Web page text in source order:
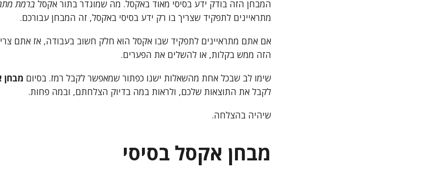
המבחן הזה בודק ידע בסיסי מאוד באקסל. מה שמוגדר בתור אקסל ברמת
מתראיינים לתפקיד שצריך בו רק ידע בסיסי באקסל, זה המבחן עבורכם.
אם אתם מתראיינים לתפקיד שבו אקסל הוא חלק חשוב בעבודה, אז אתם
הזה ממש בקלות, או להשלים את הפערים.
שימו לב שבכל אחת מהשאלות ישנו כפתור שמאפשר לקבל רמז. בסיום מבחן
לקבל את התוצאות שלכם, ולראות במה בדיוק הצלחתם, ובמה פחות.
שיהיה בהצלחה.
מבחן אקסל בסיסי